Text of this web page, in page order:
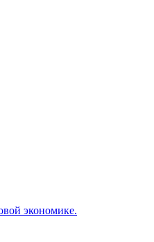
экономике.